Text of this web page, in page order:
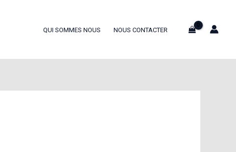
QUI SOMMES NOUS NOUS CONTACTER